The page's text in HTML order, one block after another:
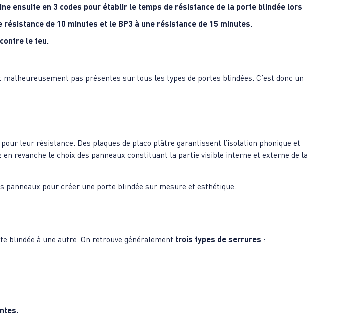
ensuite en 3 codes pour établir le temps de résistance de la porte blindée lors
de 10 minutes et le BP3 à une résistance de 15 minutes.
le feu.
pas présentes sur tous les types de portes blindées. C’est donc un
leur résistance. Des plaques de placo plâtre garantissent l’isolation phonique et
revanche le choix des panneaux constituant la partie visible interne et externe de la
panneaux pour créer une porte blindée sur mesure et esthétique.
blindée à une autre. On retrouve généralement trois types de serrures :